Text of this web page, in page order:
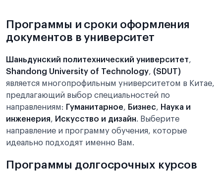
Программы и сроки оформления
документов в университет
Шаньдунский политехнический университет,
Shandong University of Technology, (SDUT)
является многопрофильным университетом в Китае,
предлагающий выбор специальностей по
направлениям: Гуманитарное, Бизнес, Наука и
инженерия, Искусство и дизайн. Выберите
направление и программу обучения, которые
идеально подходят именно Вам.
Программы долгосрочных курсов